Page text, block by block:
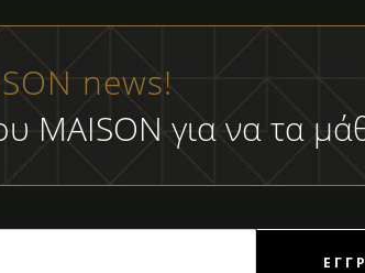
news!
MAISON για να τα